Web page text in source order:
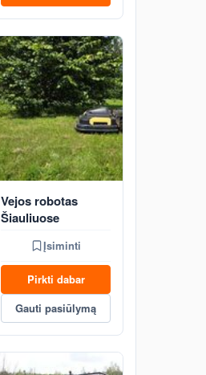
Vejos robotas
Šiauliuose
Įsiminti
Pirkti dabar
Gauti pasiūlymą